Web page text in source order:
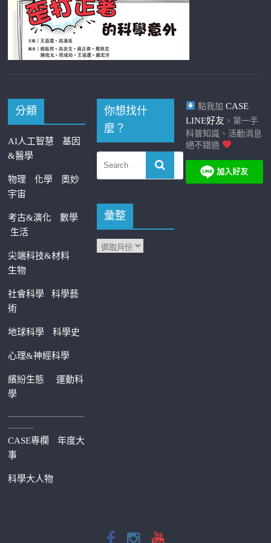
分類
AI人工智慧
基因
&醫學
物理 化學
奧妙
宇宙
考古&演化
數學
生活
尖端科技&材料
生物
社會科學科學藝
術
地球科學 科學史
心理&神經科學
繽紛生態運動科
學
—————————
———
CASE專欄
年度大
事
科學大人物
你想找什
麼？
彙整
點我加 CASE
LINE好友 ，第一手
科普知識、活動消息
絕不錯過